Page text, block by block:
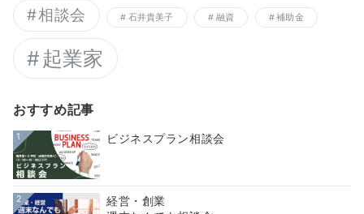
相談会 石井貴美子 融資 補助金
起業家
おすすめ記事
1 ビジネスプラン相談会
2
経営・創業